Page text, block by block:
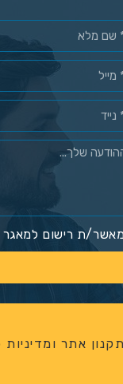
מאשר/ת רישום למאגר
תקנון אתר ומדיניות